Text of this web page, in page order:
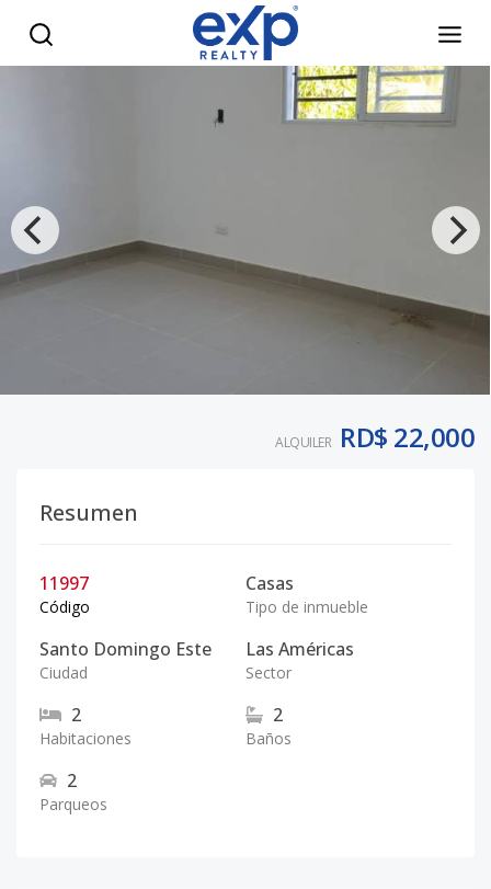
ALQUILER RD$ 22,000
Resumen
11997
Código
Casas
Tipo de inmueble
Santo Domingo Este
Ciudad
Las Américas
Sector
2
Habitaciones
2
Baños
2
Parqueos
apartamentos cómodos y seguros en alquiler - eXp Realty